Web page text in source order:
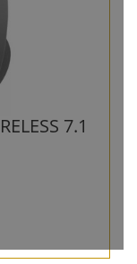
7.1